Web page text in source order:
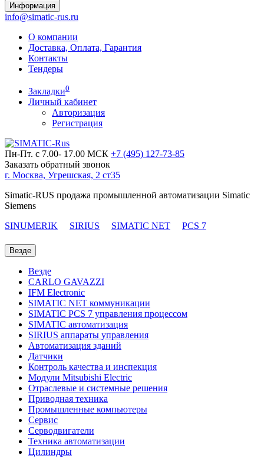
Информация
info@simatic-rus.ru
О компании
Доставка, Оплата, Гарантия
Контакты
Тендеры
Закладки0
Личный кабинет
Авторизация
Регистрация
Пн-Пт. с 7.00- 17.00 МСК +7 (495) 127-73-85
Заказать обратный звонок
г. Москва, Угрешская, 2 ст35
Simatic-RUS продажа промышленной автоматизации Simatic
Siemens
SINUMERIK
SIRIUS SIMATIC NET PCS 7
Везде
Везде
CARLO GAVAZZI
IFM Electronic
SIMATIC NET коммуникации
SIMATIC PCS 7 управления процессом
SIMATIC автоматизация
SIRIUS аппараты управления
Автоматизация зданий
Датчики
Контроль качества и инспекция
Модули Mitsubishi Electric
Отраслевые и системные решения
Приводная техника
Промышленные компьютеры
Сервис
Серводвигатели
Техника автоматизации
Цилиндры